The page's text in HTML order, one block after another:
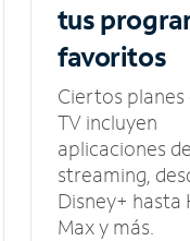
tus
favoritos
Ciertos planes
TV incluyen
aplicaciones
streaming,
Disney+ hasta
Max y más.